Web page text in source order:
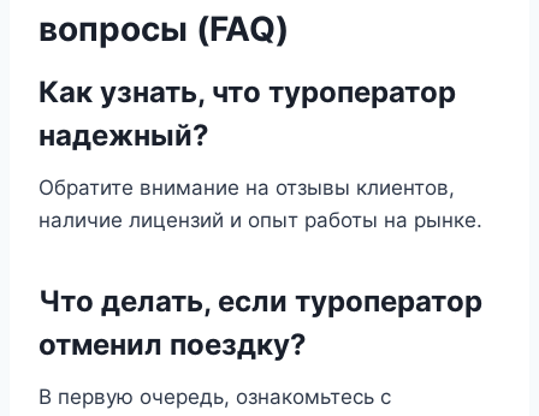
вопросы (FAQ)
Как узнать, что туроператор
надежный?
Обратите внимание на отзывы клиентов,
наличие лицензий и опыт работы на рынке.
Что делать, если туроператор
отменил поездку?
В первую очередь, ознакомьтесь с